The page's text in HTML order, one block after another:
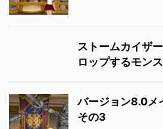
ストームカイザ
ロップするモン
バージョン8.0メ
その3